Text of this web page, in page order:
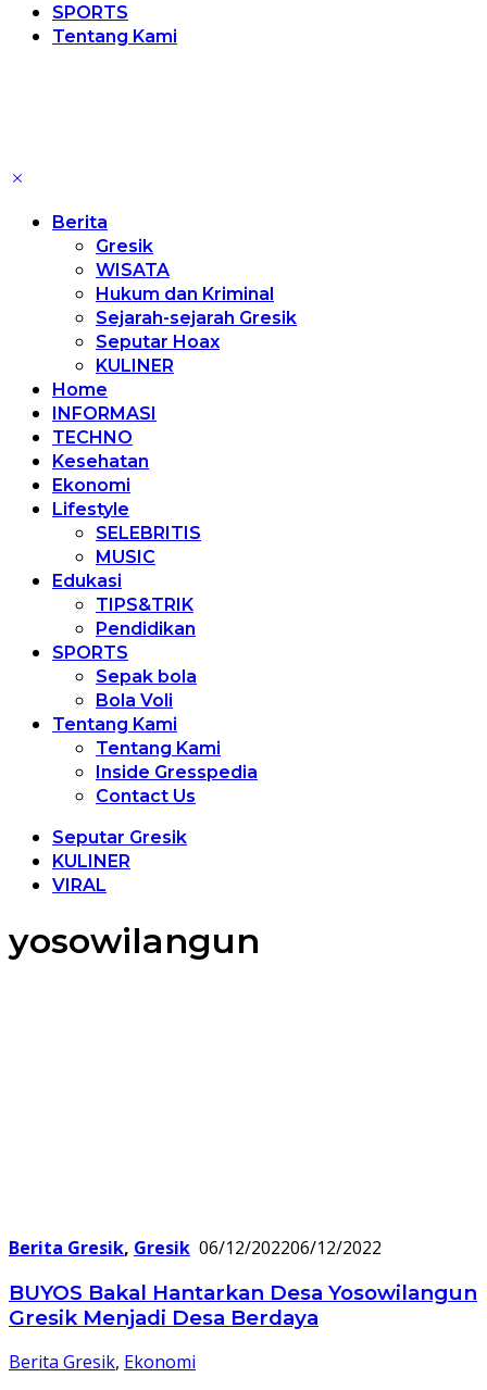
SPORTS
Tentang Kami
Berita
Gresik
WISATA
Hukum dan Kriminal
Sejarah-sejarah Gresik
Seputar Hoax
KULINER
Home
INFORMASI
TECHNO
Kesehatan
Ekonomi
Lifestyle
SELEBRITIS
MUSIC
Edukasi
TIPS&TRIK
Pendidikan
SPORTS
Sepak bola
Bola Voli
Tentang Kami
Tentang Kami
Inside Gresspedia
Contact Us
Seputar Gresik
KULINER
VIRAL
yosowilangun
Berita Gresik, Gresik 06/12/202206/12/2022
BUYOS Bakal Hantarkan Desa Yosowilangun
Gresik Menjadi Desa Berdaya
Berita Gresik, Ekonomi